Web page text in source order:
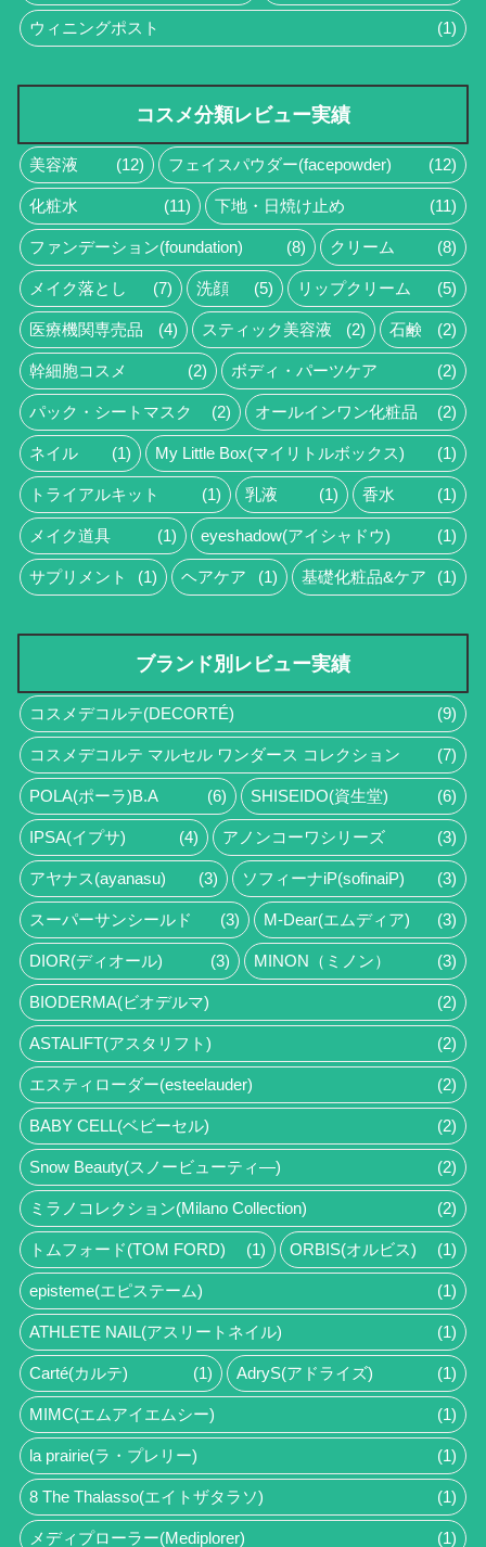
ウィニングポスト (1)
コスメ分類レビュー実績
美容液 (12) フェイスパウダー(facepowder) (12)
化粧水 (11) 下地・日焼け止め (11)
ファンデーション(foundation) (8) クリーム (8)
メイク落とし (7) 洗顔 (5) リップクリーム (5)
医療機関専売品 (4) スティック美容液 (2) 石鹸 (2)
幹細胞コスメ (2) ボディ・パーツケア (2)
パック・シートマスク (2) オールインワン化粧品 (2)
ネイル (1) My Little Box(マイリトルボックス) (1)
トライアルキット (1) 乳液 (1) 香水 (1)
メイク道具 (1) eyeshadow(アイシャドウ) (1)
サプリメント (1) ヘアケア (1) 基礎化粧品&ケア (1)
ブランド別レビュー実績
コスメデコルテ(DECORTÉ) (9)
コスメデコルテ マルセル ワンダース コレクション (7)
POLA(ポーラ)B.A (6) SHISEIDO(資生堂) (6)
IPSA(イプサ) (4) アノンコーワシリーズ (3)
アヤナス(ayanasu) (3) ソフィーナiP(sofinaiP) (3)
スーパーサンシールド (3) M-Dear(エムディア) (3)
DIOR(ディオール) (3) MINON（ミノン） (3)
BIODERMA(ビオデルマ) (2)
ASTALIFT(アスタリフト) (2)
エスティローダー(esteelauder) (2)
BABY CELL(ベビーセル) (2)
Snow Beauty(スノービューティ―) (2)
ミラノコレクション(Milano Collection) (2)
トムフォード(TOM FORD) (1) ORBIS(オルビス) (1)
episteme(エピステーム) (1)
ATHLETE NAIL(アスリートネイル) (1)
Carté(カルテ) (1) AdryS(アドライズ) (1)
MIMC(エムアイエムシー) (1)
la prairie(ラ・プレリー) (1)
8 The Thalasso(エイトザタラソ) (1)
メディプローラー(Mediplorer) (1)